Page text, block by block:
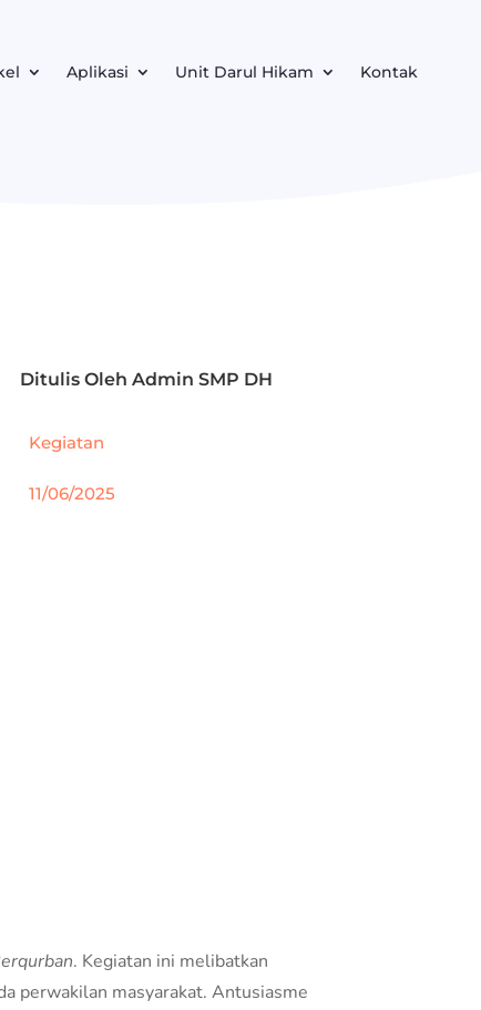
Aplikasi Unit Darul Hikam Kontak
Ditulis OlehAdmin SMP DH
Kegiatan
11/06/2025
. Kegiatan ini melibatkan
perwakilan masyarakat. Antusiasme